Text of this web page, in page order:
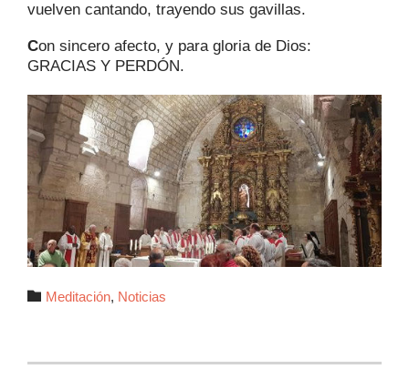
vuelven cantando, trayendo sus gavillas.
Con sincero afecto, y para gloria de Dios:
GRACIAS Y PERDÓN.
 Autor
Meditación, Noticias